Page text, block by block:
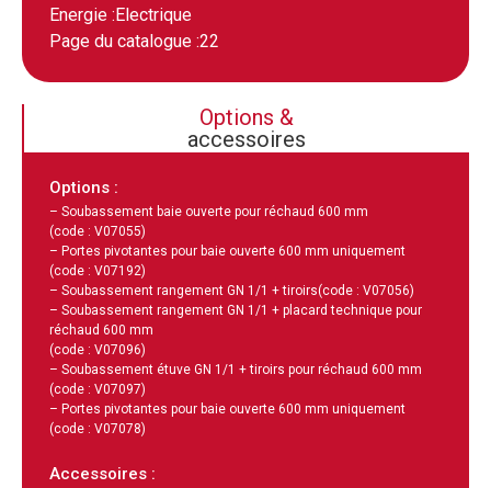
Energie :Electrique
Page du catalogue :22
Options &
accessoires
Options :
– Soubassement baie ouverte pour réchaud 600 mm
(code : V07055)
– Portes pivotantes pour baie ouverte 600 mm uniquement
(code : V07192)
– Soubassement rangement GN 1/1 + tiroirs(code : V07056)
– Soubassement rangement GN 1/1 + placard technique pour
réchaud 600 mm
(code : V07096)
– Soubassement étuve GN 1/1 + tiroirs pour réchaud 600 mm
(code : V07097)
– Portes pivotantes pour baie ouverte 600 mm uniquement
(code : V07078)
Accessoires :